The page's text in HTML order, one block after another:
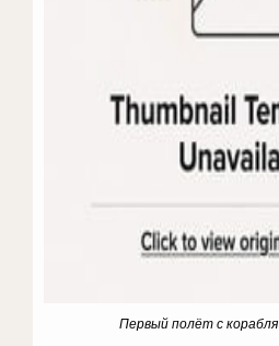
Первый полёт с корабля